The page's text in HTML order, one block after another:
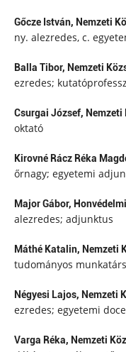
Gőcze István, Nemzeti
ny. alezredes, c.
Balla Tibor, Nemzeti
ezredes;
Csurgai József,
oktató
Kirovné Rácz Réka
őrnagy; egyetemi
Major Gábor,
alezredes; adjunktus
Máthé Katalin, Nemzeti
tudományos munkatárs
Négyesi Lajos, Nemzeti
ezredes; egyetemi
Varga Réka, Nemzeti